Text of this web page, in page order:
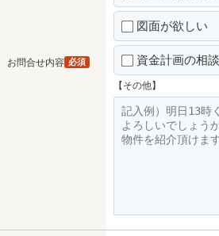
お問合せ内容 必須
図面が欲しい
資金計画の相
【その他】